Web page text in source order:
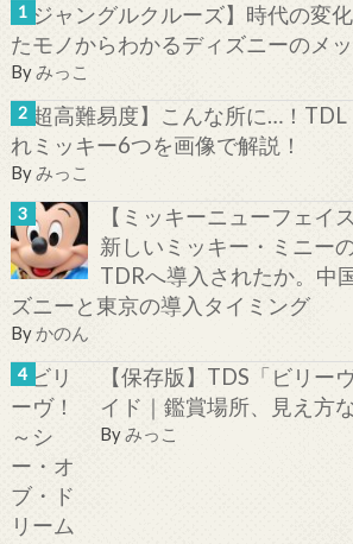
【ジャングルクルーズ】時代の変
たモノからわかるディズニーのメ
Byみっこ
【超高難易度】こんな所に…！
れミッキー6つを画像で解説！
Byみっこ
【ミッキーニューフェイ
新しいミッキー・ミニー
TDRへ導入されたか。中
ズニーと東京の導入タイミング
Byかのん
【保存版】TDS「ビリー
イド｜鑑賞場所、見え方
By みっこ